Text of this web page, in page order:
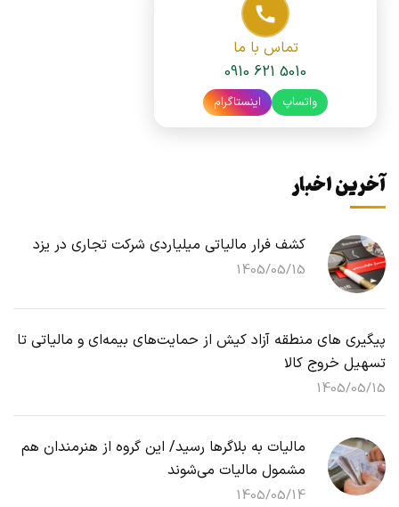
تماس با ما
0910 621 5010
واتساپ اینستاگرام
آخرین اخبار
کشف فرار مالیاتی میلیاردی شرکت تجاری در یزد
1405/05/15
پیگیری های منطقه آزاد کیش از حمایت‌های بیمه‌ای و مالیاتی تا
تسهیل خروج کالا
1405/05/15
مالیات به بلاگرها رسید/ این گروه از هنرمندان هم
مشمول مالیات می‌شوند
1405/05/14